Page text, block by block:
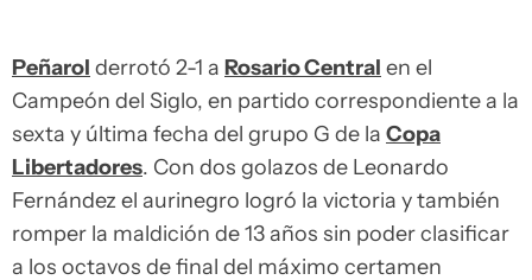
Peñarol derrotó 2-1 a Rosario Central en el
Campeón del Siglo, en partido correspondiente a la
sexta y última fecha del grupo G de la Copa
Libertadores. Con dos golazos de Leonardo
Fernández el aurinegro logró la victoria y también
romper la maldición de 13 años sin poder clasificar
a los octavos de final del máximo certamen